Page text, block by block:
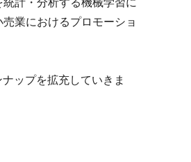
計・分析する機械学習に
業におけるプロモーショ
ップを拡充していきま